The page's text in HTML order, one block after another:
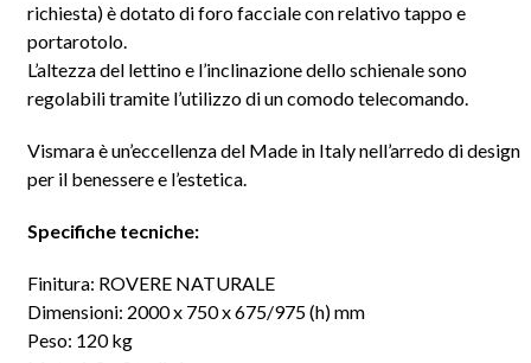
richiesta) è dotato di foro facciale con relativo tappo e
portarotolo.
L’altezza del lettino e l’inclinazione dello schienale sono
regolabili tramite l’utilizzo di un comodo telecomando.
Vismara è un’eccellenza del Made in Italy nell’arredo di design
per il benessere e l’estetica.
Specifiche tecniche:
Finitura: ROVERE NATURALE
Dimensioni: 2000 x 750 x 675/975 (h) mm
Peso: 120 kg